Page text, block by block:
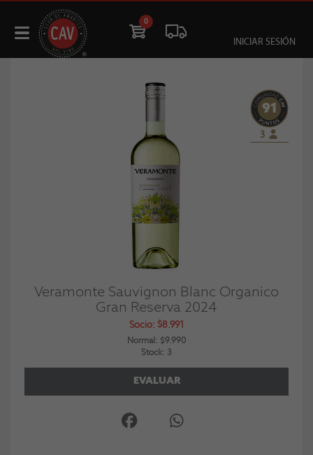
0
INICIAR SESIÓN
91
3
Veramonte Sauvignon Blanc Organico
Gran Reserva 2024
Socio: $8.991
Normal: $9.990
Stock: 3
EVALUAR